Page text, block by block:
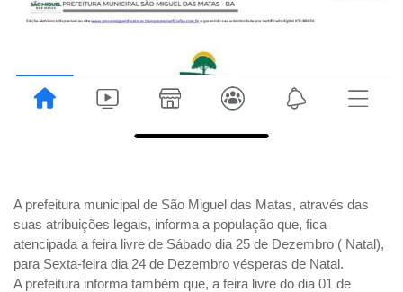
A prefeitura municipal de São Miguel das Matas, através das
suas atribuições legais, informa a população que, fica
atencipada a feira livre de Sábado dia 25 de Dezembro ( Natal),
para Sexta-feira dia 24 de Dezembro vésperas de Natal.
A prefeitura informa também que, a feira livre do dia 01 de